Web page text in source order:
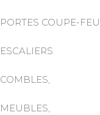
PORTES COUPE-
ESCALIERS
COMBLES,
MEUBLES,